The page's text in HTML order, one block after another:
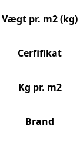
Vægt pr. m2 (kg)
Cerfifikat
Kg pr. m2
Brand